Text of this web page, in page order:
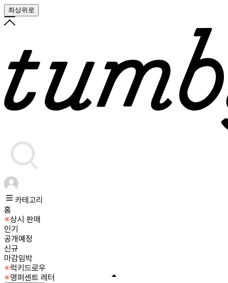
최상위로
카테고리
홈
상시 판매
인기
공개예정
신규
마감임박
럭키드로우
영퍼센트 레터